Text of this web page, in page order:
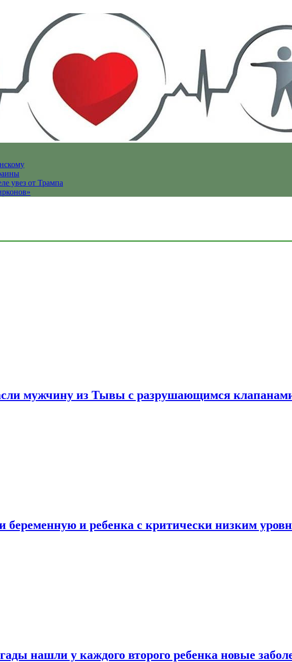
увез от Трампа
мужчину из Тывы с разрушающимся
беременную и ребенка с критически низким
нашли у каждого второго ребенка новые